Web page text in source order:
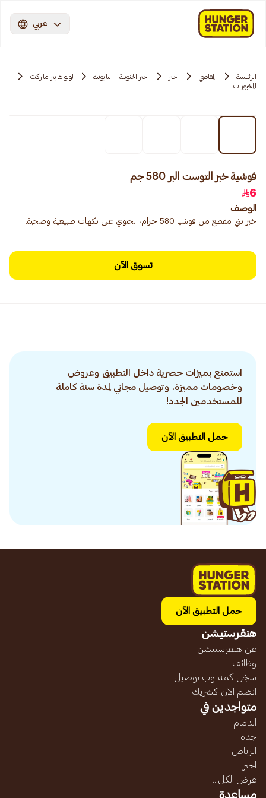
عربي
الرئيسية المقاضي الخبر الخبر الجنوبية - البايونيه
لولو هايبر ماركت
المخبوزات
فوشية خبز التوست البر 580 جم
6
الوصف
خبز بني مقطع من فوشيا 580 جرام، يحتوي على نكهات طبيعية وصحية.
تسوق الآن
استمتع بميزات حصرية داخل التطبيق وعروض
وخصومات مميزة. وتوصيل مجاني لمدة سنة كاملة
للمستخدمين الجدد!
حمل التطبيق الآن
حمل التطبيق الآن
هنقرستيشن
عن هنقرستيشن
وظائف
سجّل كمندوب توصيل
انضم الآن كشريك
متواجدين في
الدمام
جده
الرياض
الخبر
عرض الكل...
مساعدة